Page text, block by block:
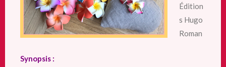
Édition
s Hugo
Roman
Synopsis :